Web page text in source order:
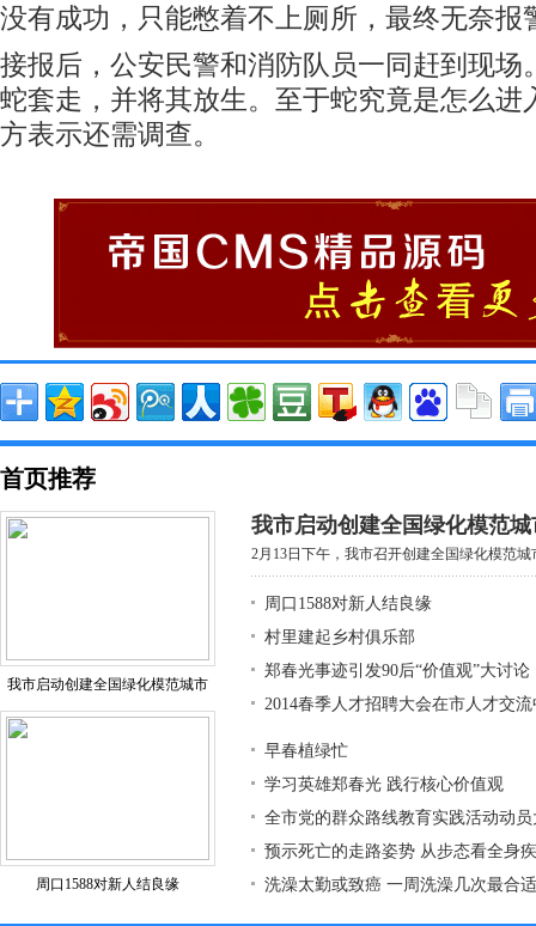
没有成功，只能憋着不上厕所，最终无奈报
接报后，公安民警和消防队员一同赶到现场
蛇套走，并将其放生。至于蛇究竟是怎么进
方表示还需调查。
首页推荐
我市启动创建全国绿化模范城市
周口1588对新人结良缘
我市启动创建全国绿化模范
2月13日下午，我市召开创建全国绿化模范
周口1588对新人结良缘
村里建起乡村俱乐部
郑春光事迹引发90后“价值观”大讨论
2014春季人才招聘大会在市人才交
早春植绿忙
学习英雄郑春光 践行核心价值观
全市党的群众路线教育实践活动动
预示死亡的走路姿势 从步态看全身
洗澡太勤或致癌 一周洗澡几次最合适